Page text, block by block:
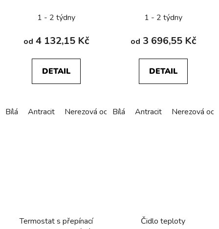
Berker K.1/K.5
1 - 2 týdny
od 4 132,15 Kč
DETAIL
Bílá Antracit Nerezová ocel Alu elox
vypínačem a LED, Berker
K.1/K.5
1 - 2 týdny
od 3 696,55 Kč
DETAIL
Bílá Antracit Nerezová
Termostat s přepínací
Čidlo teploty